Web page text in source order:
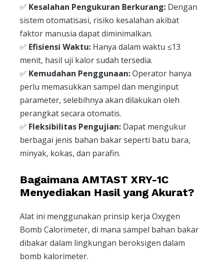
✅ Kesalahan Pengukuran Berkurang: Dengan
sistem otomatisasi, risiko kesalahan akibat
faktor manusia dapat diminimalkan.
✅ Efisiensi Waktu: Hanya dalam waktu ≤13
menit, hasil uji kalor sudah tersedia.
✅ Kemudahan Penggunaan:Operator hanya
perlu memasukkan sampel dan menginput
parameter, selebihnya akan dilakukan oleh
perangkat secara otomatis.
✅ Fleksibilitas Pengujian: Dapat mengukur
berbagai jenis bahan bakar seperti batu bara,
minyak, kokas, dan parafin.
Bagaimana AMTAST XRY-1C
Menyediakan Hasil yang Akurat?
Alat ini menggunakan prinsip kerja Oxygen
Bomb Calorimeter, di mana sampel bahan bakar
dibakar dalam lingkungan beroksigen dalam
bomb kalorimeter.